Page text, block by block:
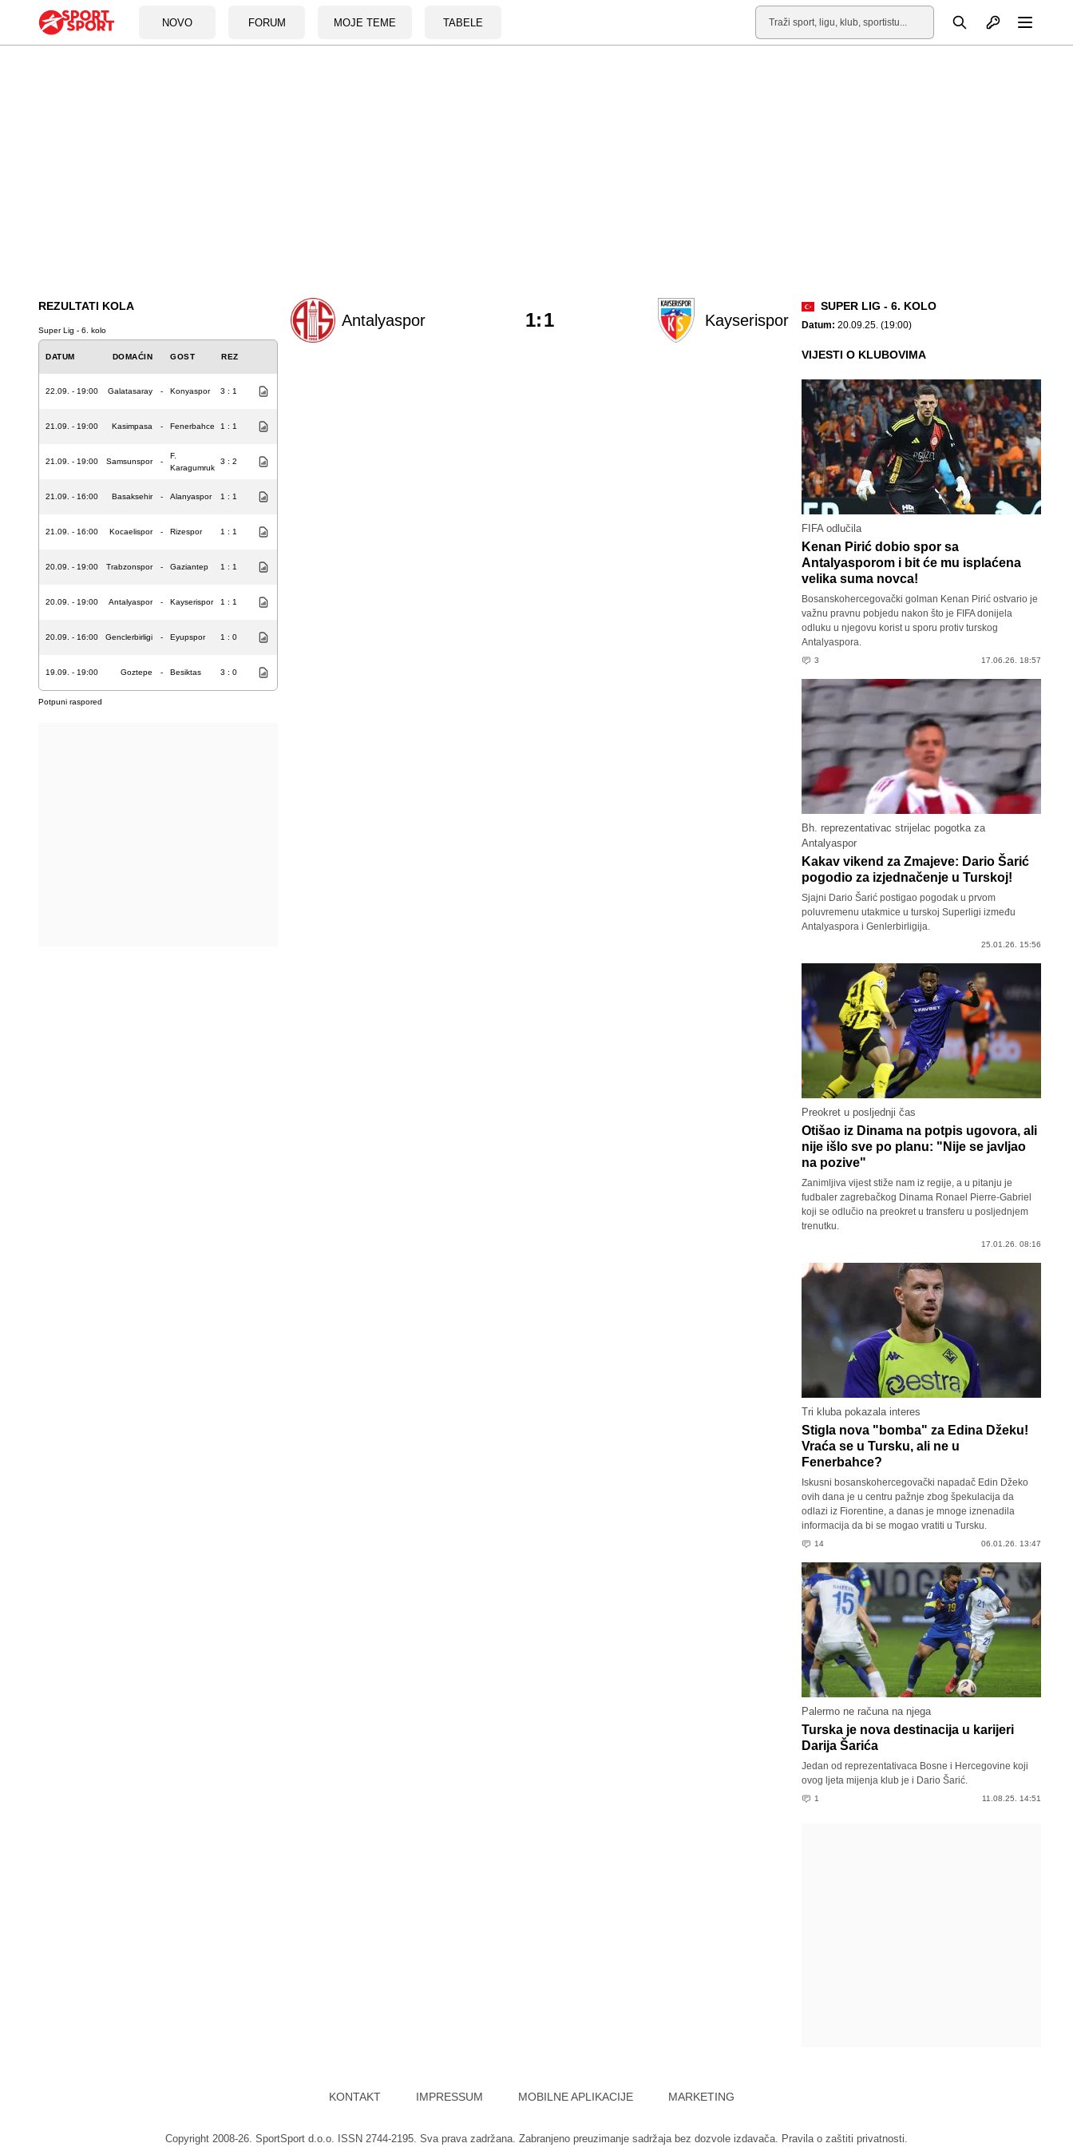
NOVO FORUM MOJE TEME TABELE
Pretraga Otvori profil
REZULTATI KOLA
Super Lig - 6. kolo
DATUM DOMAĆIN GOST REZ
22.09. - 19:00 Galatasaray - Konyaspor 3 : 1
21.09. - 19:00 Kasimpasa - Fenerbahce 1 : 1
21.09. - 19:00 Samsunspor -
F.
Karagumruk
3 : 2
21.09. - 16:00 Basaksehir - Alanyaspor 1 : 1
21.09. - 16:00 Kocaelispor - Rizespor 1 : 1
20.09. - 19:00 Trabzonspor - Gaziantep 1 : 1
20.09. - 19:00 Antalyaspor - Kayserispor 1 : 1
20.09. - 16:00 Genclerbirligi - Eyupspor 1 : 0
19.09. - 19:00 Goztepe - Besiktas 3 : 0
Potpuni raspored
Antalyaspor Kayserispor
1:1
SUPER LIG - 6. KOLO
Datum: 20.09.25. (19:00)
VIJESTI O KLUBOVIMA
FIFA odlučila
Kenan Pirić dobio spor sa
Antalyasporom i bit će mu isplaćena
velika suma novca!
Bosanskohercegovački golman Kenan Pirić ostvario je
važnu pravnu pobjedu nakon što je FIFA donijela
odluku u njegovu korist u sporu protiv turskog
Antalyaspora.
3 17.06.26. 18:57
Bh. reprezentativac strijelac pogotka za
Antalyaspor
Kakav vikend za Zmajeve: Dario Šarić
pogodio za izjednačenje u Turskoj!
Sjajni Dario Šarić postigao pogodak u prvom
poluvremenu utakmice u turskoj Superligi između
Antalyaspora i Genlerbirligija.
25.01.26. 15:56
Preokret u posljednji čas
Otišao iz Dinama na potpis ugovora, ali
nije išlo sve po planu: "Nije se javljao
na pozive"
Zanimljiva vijest stiže nam iz regije, a u pitanju je
fudbaler zagrebačkog Dinama Ronael Pierre-Gabriel
koji se odlučio na preokret u transferu u posljednjem
trenutku.
17.01.26. 08:16
Tri kluba pokazala interes
Stigla nova "bomba" za Edina Džeku!
Vraća se u Tursku, ali ne u
Fenerbahce?
Iskusni bosanskohercegovački napadač Edin Džeko
ovih dana je u centru pažnje zbog špekulacija da
odlazi iz Fiorentine, a danas je mnoge iznenadila
informacija da bi se mogao vratiti u Tursku.
14 06.01.26. 13:47
Palermo ne računa na njega
Turska je nova destinacija u karijeri
Darija Šarića
Jedan od reprezentativaca Bosne i Hercegovine koji
ovog ljeta mijenja klub je i Dario Šarić.
1 11.08.25. 14:51
KONTAKT IMPRESSUM MOBILNE APLIKACIJE MARKETING
Copyright 2008-26. SportSport d.o.o. ISSN 2744-2195. Sva prava zadržana. Zabranjeno preuzimanje sadržaja bez dozvole izdavača. Pravila o zaštiti privatnosti.